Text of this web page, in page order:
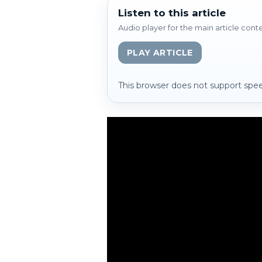
Listen to this article
Audio player for the main article
PLAY ARTICLE
This browser does not support